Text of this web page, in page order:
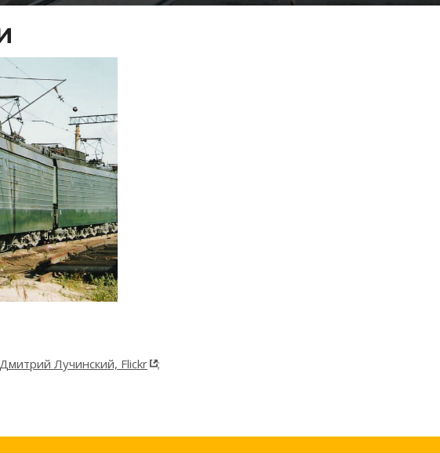
Дмитрий Лучинский, Flickr ;